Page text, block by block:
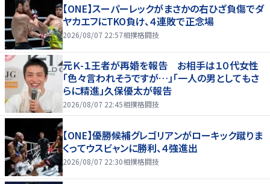
【ONE】スーパーレックがまさかの右ひざ負傷でダ
ヤカエフにTKO負け、４連敗で正念場
2026/08/07 22:57相撲格闘技
元Ｋ-１王者が再婚を報告 お相手は１０代女性
「色々言われそうですが…」「一人の男としてもさ
らに精進」久保優太が報告
2026/08/07 22:45相撲格闘技
【ONE】優勝候補グレゴリアンがローキック蹴りま
くってウスビャンに勝利、４強進出
2026/08/07 22:30相撲格闘技